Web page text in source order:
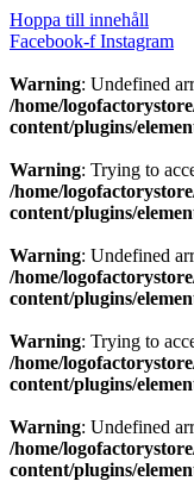
Hoppa till innehåll
Facebook-f Instagram
Warning: Undefined
/home/
content/plugins/
Warning: Trying to
/home/
content/plugins/
Warning: Undefined
/home/
content/plugins/
Warning: Trying to
/home/
content/plugins/
Warning: Undefined
/home/
content/plugins/